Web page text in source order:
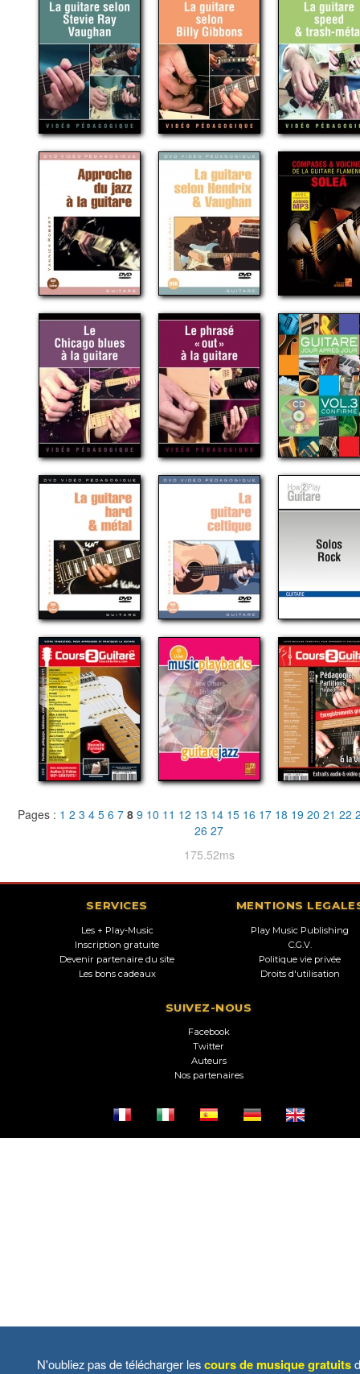
Pages : 1 2 3 4 5 6 7 8 9 10 11 12 13 14 15 16 17 18 19 20 21 22
26 27
175.52ms
SERVICES
Les + Play-Music
Inscription gratuite
Devenir partenaire du site
Les bons cadeaux
MENTIONS
Play Music Publishing
C.G.V.
Politique vie privée
Droits d'utilisation
SUIVEZ-NOUS
Facebook
Twitter
Auteurs
Nos partenaires
N'oubliez pas de télécharger lescours de musique gratuits